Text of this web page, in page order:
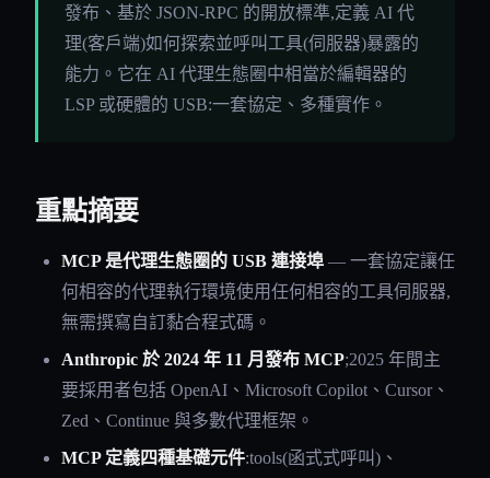
發布、基於 JSON-RPC 的開放標準,定義 AI 代
理(客戶端)如何探索並呼叫工具(伺服器)暴露的
能力。它在 AI 代理生態圈中相當於編輯器的
LSP 或硬體的 USB:一套協定、多種實作。
重點摘要
MCP 是代理生態圈的 USB 連接埠 — 一套協定讓任
何相容的代理執行環境使用任何相容的工具伺服器,
無需撰寫自訂黏合程式碼。
Anthropic 於 2024 年 11 月發布 MCP;2025 年間主
要採用者包括 OpenAI、Microsoft Copilot、Cursor、
Zed、Continue 與多數代理框架。
MCP 定義四種基礎元件:tools(函式式呼叫)、